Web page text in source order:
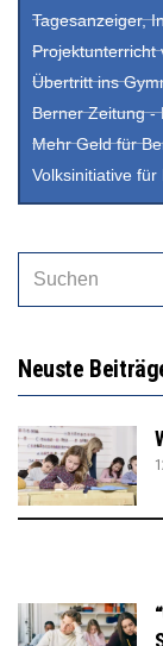
Tagesanzeiger,
Projektunterricht
Übertritt ins
Berner Zeitung -
Mehr Geld für
Volksinitiative für
Neuste